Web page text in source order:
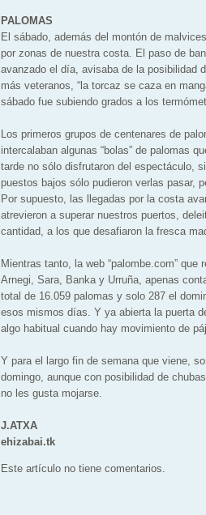
PALOMAS
El sábado, además del montón de
por zonas de nuestra costa. El paso de
avanzado el día, avisaba de la posibilidad
más veteranos, “la torcaz se caza en
sábado fue subiendo grados a los
Los primeros grupos de centenares de
intercalaban algunas “bolas” de palomas
tarde no sólo disfrutaron del espectáculo,
puestos bajos sólo pudieron verlas pasar,
Por supuesto, las llegadas por la costa
atrevieron a superar nuestros puertos,
cantidad, a los que desafiaron la fresca
Mientras tanto, la web “palombe.com”
Arnegi, Sara, Banka y Urruña, apenas
total de 16.059 palomas y solo 287 el
esos mismos días. Y ya abierta la puerta
algo habitual cuando hay movimiento de
Y para el largo fin de semana que viene,
domingo, aunque con posibilidad de
no les gusta mojarse.
J.ATXA
ehizabai.tk
Este artículo no tiene comentarios.